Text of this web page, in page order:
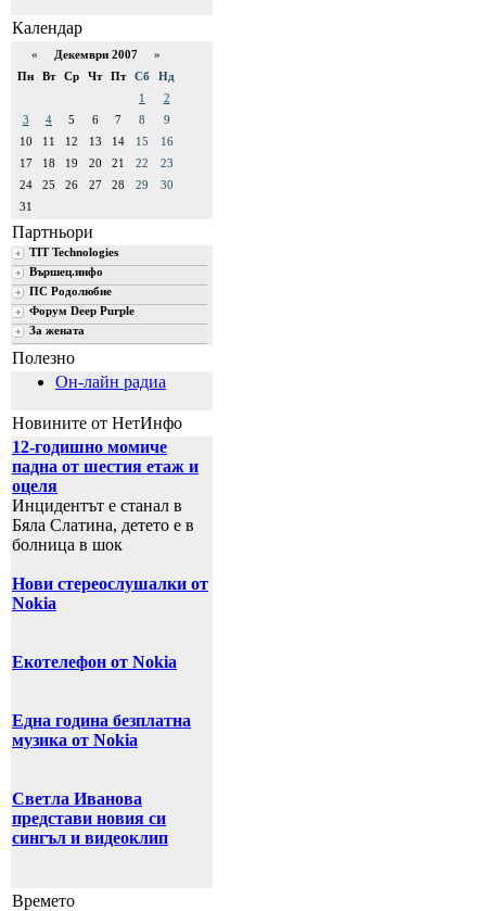
Календар
« Декември 2007 »
Пн
Вт Ср Чт Пт Сб
Нд
1
2
3
4 5 6 7 8
9
10
11 12 13 14 15
16
17
18 19 20 21 22
23
24
25 26 27 28 29
30
31
Партньори
TIT Technologies
Вършец.инфо
ПС Родолюбие
Форум Deep Purple
За жената
Полезно
Он-лайн радиа
Новините от НетИнфо
12-годишно момиче
падна от шестия етаж и
оцеля
Инцидентът е станал в
Бяла Слатина, детето е в
болница в шок
Нови стереослушалки от
Nokia
Екотелефон от Nokia
Една година безплатна
музика от Nokia
Светла Иванова
представи новия си
сингъл и видеоклип
Времето